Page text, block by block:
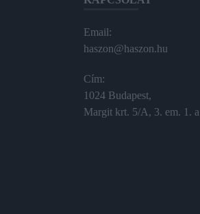
Email:
haszon@haszon.hu
Cím:
1024 Budapest,
Margit krt. 5/A, 3. em. 1. a